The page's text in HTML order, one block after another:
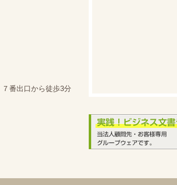
番出口から徒歩3分